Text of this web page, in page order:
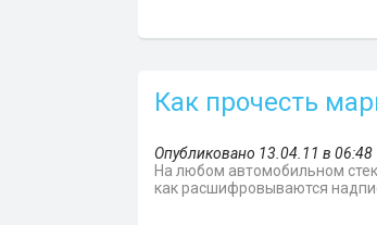
Как прочесть
Опубликовано 13.04.11 в 06:48
На любом автомобильном
как расшифровываются